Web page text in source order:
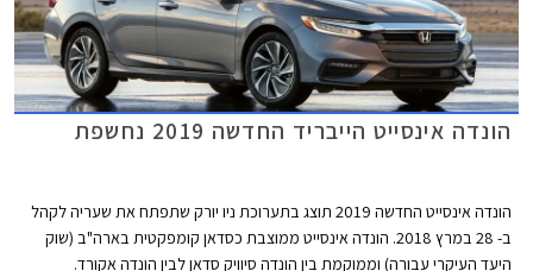
הונדה אינסייט הייבריד החדשה 2019 נחשפת
הונדה אינסייט החדשה 2019 תוצג בתערוכת ניו יורק שתפתח את שעריה לקהל
ב- 28 במרץ 2018. הונדה אינסייט ממוצבת כסדאן קומפקטית בארה"ב (שוק
היעד העיקרי עבורה) וממוקמת בין הונדה סיוויק סדאן לבין הונדה אקורד.